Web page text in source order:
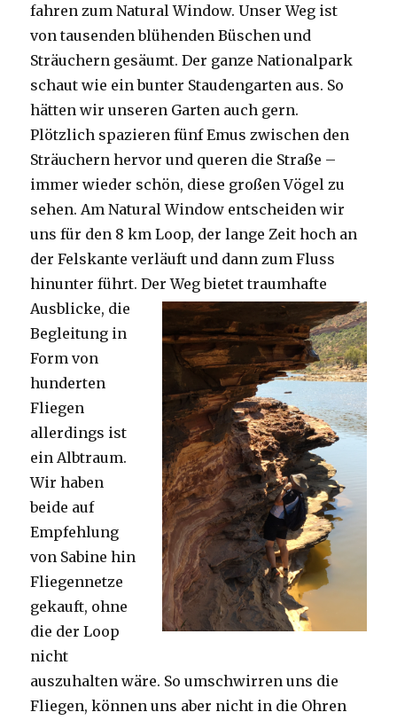
fahren zum Natural Window. Unser Weg ist
von tausenden blühenden Büschen und
Sträuchern gesäumt. Der ganze Nationalpark
schaut wie ein bunter Staudengarten aus. So
hätten wir unseren Garten auch gern.
Plötzlich spazieren fünf Emus zwischen den
Sträuchern hervor und queren die Straße –
immer wieder schön, diese großen Vögel zu
sehen. Am Natural Window entscheiden wir
uns für den 8 km Loop, der lange Zeit hoch an
der Felskante verläuft und dann zum Fluss
hinunter führt. Der Weg bietet traumhafte
Ausblicke, die
Begleitung in
Form von
hunderten
Fliegen
allerdings ist
ein Albtraum.
Wir haben
beide auf
Empfehlung
von Sabine hin
Fliegennetze
gekauft, ohne
die der Loop
nicht
auszuhalten wäre. So umschwirren uns die
Fliegen, können uns aber nicht in die Ohren